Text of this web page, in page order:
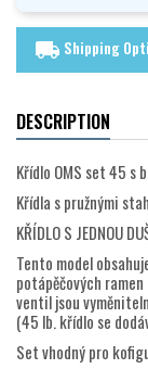
local_shipping Shipping
DESCRIPTION
Křídlo OMS set 45 s
Křídla s pružnými
KŘÍDLO S JEDNOU
Tento model
potápěčových
ventil jsou
(45 lb. křídlo se
Set vhodný pro